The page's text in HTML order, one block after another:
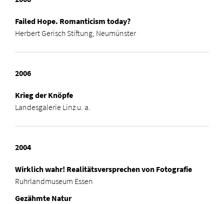
Failed Hope. Romanticism today?
Herbert Gerisch Stiftung, Neumünster
2006
Krieg der Knöpfe
Landesgalerie Linz u. a.
2004
Wirklich wahr! Realitätsversprechen von Fotografie
Ruhrlandmuseum Essen
Gezähmte Natur